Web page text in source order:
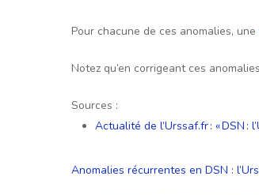
Pour chacune de ces anomalies, une
Notez qu’en corrigeant ces
Sources :
Actualité de l’Urssaf.fr : « DSN
Anomalies récurrentes en DSN :